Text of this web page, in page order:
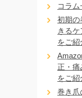
コラム
初期の
きる
をご紹
正・痛
をご紹
巻き爪